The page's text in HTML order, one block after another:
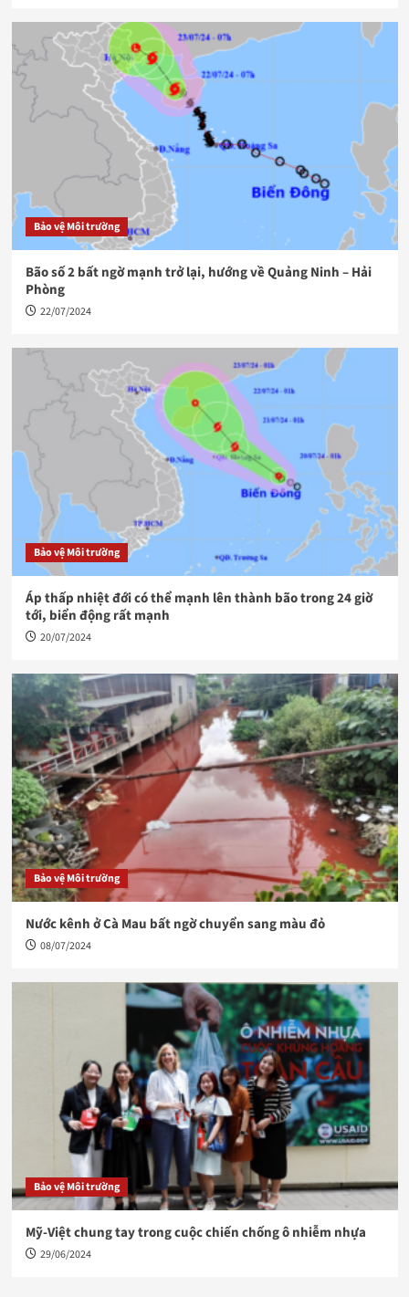
Bảo vệ Môi trường
Bão số 2 bất ngờ mạnh trở lại, hướng về Quảng Ninh – Hải
Phòng
22/07/2024
Bảo vệ Môi trường
Áp thấp nhiệt đới có thể mạnh lên thành bão trong 24 giờ
tới, biển động rất mạnh
20/07/2024
Bảo vệ Môi trường
Nước kênh ở Cà Mau bất ngờ chuyển sang màu đỏ
08/07/2024
Bảo vệ Môi trường
Mỹ-Việt chung tay trong cuộc chiến chống ô nhiễm nhựa
29/06/2024